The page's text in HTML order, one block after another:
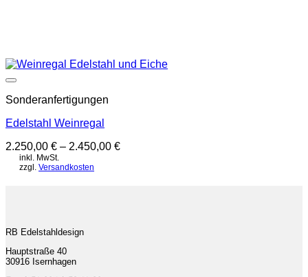
Sonderanfertigungen
Edelstahl Weinregal
2.250,00 € – 2.450,00 €
inkl. MwSt.
zzgl. Versandkosten
RB Edelstahldesign
Hauptstraße 40
30916 Isernhagen